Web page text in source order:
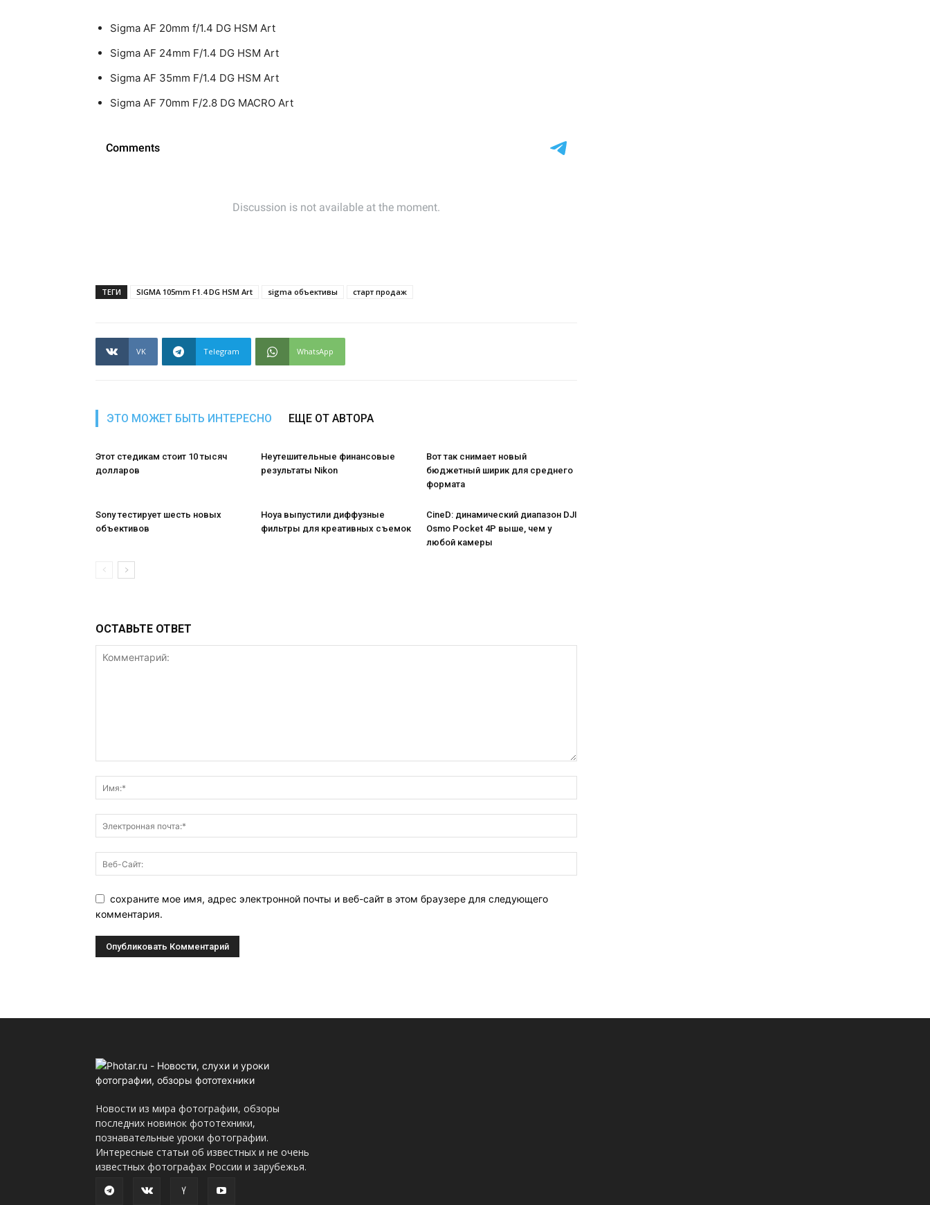
Sigma AF 20mm f/1.4 DG HSM Art
Sigma AF 24mm F/1.4 DG HSM Art
Sigma AF 35mm F/1.4 DG HSM Art
Sigma AF 70mm F/2.8 DG MACRO Art
ТЕГИ SIGMA 105mm F1.4 DG HSM Art sigma объективы старт продаж
VK Telegram WhatsApp
ЭТО МОЖЕТ БЫТЬ ИНТЕРЕСНО ЕЩЕ ОТ АВТОРА
Этот стедикам стоит 10 тысяч
долларов
Неутешительные финансовые
результаты Nikon
Вот так снимает новый
бюджетный ширик для среднего
формата
Sony тестирует шесть новых
объективов
Hoya выпустили диффузные
фильтры для креативных съемок
CineD: динамический диапазон DJI
Osmo Pocket 4P выше, чем у
любой камеры
ОСТАВЬТЕ ОТВЕТ
сохраните мое имя, адрес электронной почты и веб-сайт в этом браузере для следующего
комментария.
Новости из мира фотографии, обзоры
последних новинок фототехники,
познавательные уроки фотографии.
Интересные статьи об известных и не очень
известных фотографах России и зарубежья.